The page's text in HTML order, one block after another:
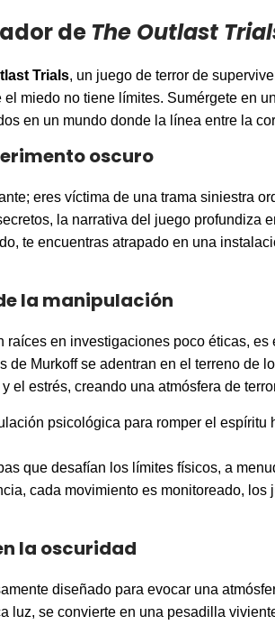
deThe Outlast
Trials, un juego de terror de
miedo no tiene límites. Sumérgete en
en un mundo donde la línea entre la
oscuro
eres víctima de una trama siniestra
la narrativa del juego
te encuentras atrapado en una
la manipulación
raíces en investigaciones poco éticas,
Murkoff se adentran en el terreno de
el estrés, creando una atmósfera de
psicológica para romper el
que desafían los límites físicos, a
cada movimiento es monitoreado,
la oscuridad
diseñado para evocar una
luz, se convierte en una pesadilla